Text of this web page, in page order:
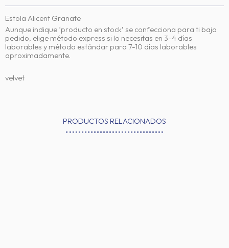
Estola Alicent Granate
Aunque indique ‘producto en stock’ se confecciona para ti bajo
pedido, elige método express si lo necesitas en 3-4 días
laborables y método estándar para 7-10 días laborables
aproximadamente.
velvet
PRODUCTOS RELACIONADOS